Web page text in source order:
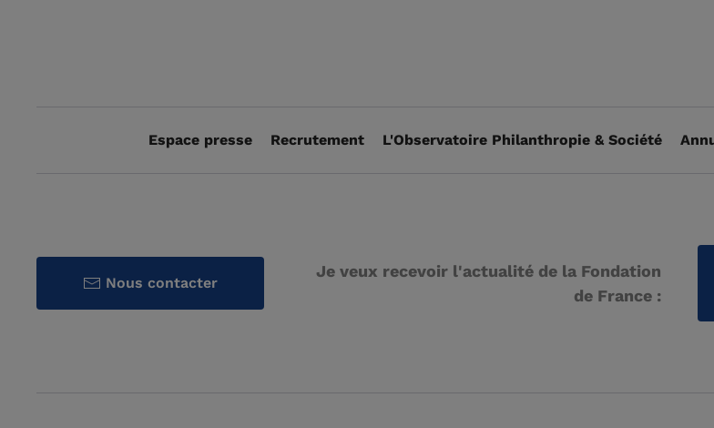
Espace presse Recrutement L'Observatoire Philanthropie & Société
Nous contacter
Je veux recevoir l'actualité de la Fondation
de France :